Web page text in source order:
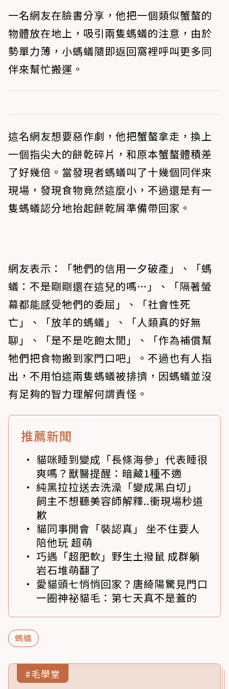
一名網友在臉書分享，他把一個類似蟹螯的
物體放在地上，吸引兩隻螞蟻的注意，由於
勢單力薄，小螞蟻隨即返回窩裡呼叫更多同
伴來幫忙搬運。
這名網友想要惡作劇，他把蟹螯拿走，換上
一個指尖大的餅乾碎片，和原本蟹螯體積差
了好幾倍。當發現者螞蟻叫了十幾個同伴來
現場，發現食物竟然這麼小，不過還是有一
隻螞蟻認分地抬起餅乾屑準備帶回家。
網友表示：「牠們的信用一夕破產」、「螞
蟻：不是剛剛還在這兒的嗎…」、「隔著螢
幕都能感受牠們的委屈」、「社會性死
亡」、「放羊的螞蟻」、「人類真的好無
聊」、「是不是吃飽太閒」、「作為補償幫
牠們把食物搬到家門口吧」。不過也有人指
出，不用怕這兩隻螞蟻被排擠，因螞蟻並沒
有足夠的智力理解何謂責怪。
推薦新聞
貓咪睡到變成「長條海參」代表睡很
爽嗎？獸醫提醒：暗藏1種不適
純黑拉拉送去洗澡「變成黑白切」
飼主不想聽美容師解釋..衝現場秒道
歉
貓同事開會「裝認真」 坐不住要人
陪他玩 超萌
巧遇「超肥軟」野生土撥鼠 成群躺
岩石堆萌翻了
愛貓頭七悄悄回家？唐綺陽驚見門口
一圈神祕貓毛：第七天真不是蓋的
螞蟻
#毛學堂